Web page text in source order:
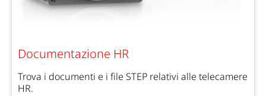
Documentazione HR
Trova i documenti e i file STEP relativi alle telecamere
HR.